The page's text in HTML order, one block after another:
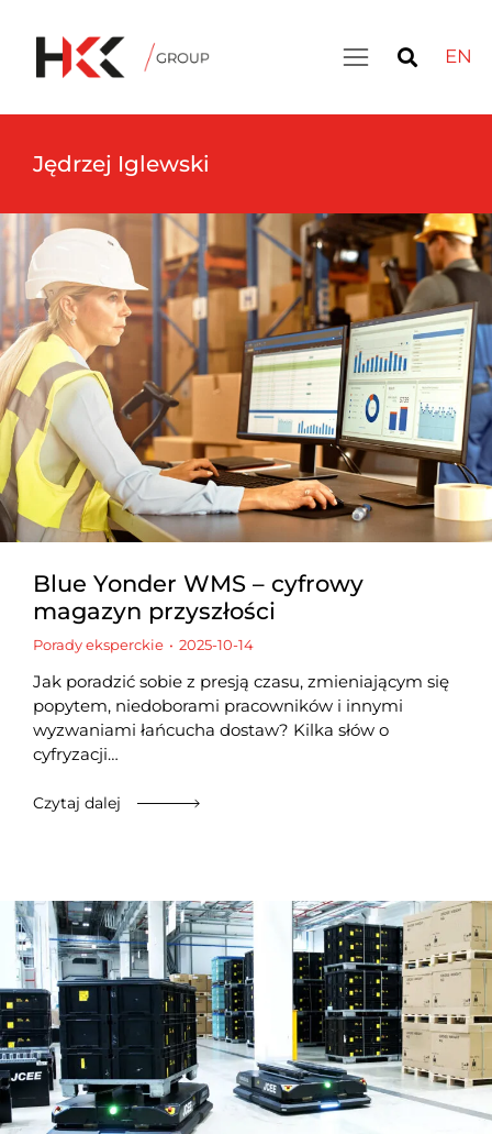
EN
Jędrzej Iglewski
Blue Yonder WMS – cyfrowy
magazyn przyszłości
Porady eksperckie 2025-10-14
Jak poradzić sobie z presją czasu, zmieniającym się
popytem, niedoborami pracowników i innymi
wyzwaniami łańcucha dostaw? Kilka słów o
cyfryzacji…
Czytaj dalej